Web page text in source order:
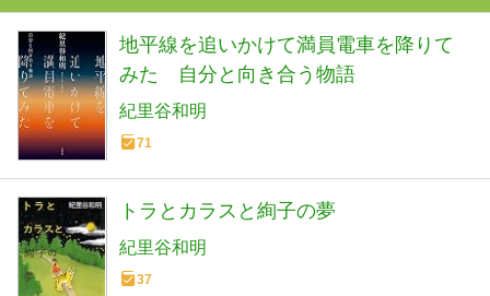
地平線を追いかけて満員電車を降りて
みた 自分と向き合う物語
紀里谷和明
71
トラとカラスと絢子の夢
紀里谷和明
37